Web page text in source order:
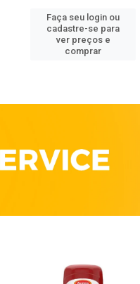
Faça seu login ou
cadastre-se para
ver preços e
comprar